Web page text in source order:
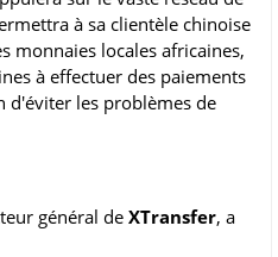
à sa clientèle chinoise
monnaies locales africaines,
à effectuer des paiements
d'éviter les problèmes de
général de XTransfer, a